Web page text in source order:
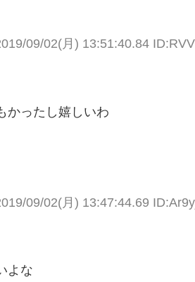
09/02(月) 13:51:40.84
かったし嬉しいわ
09/02(月) 13:47:44.69
よな